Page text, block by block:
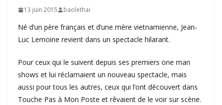
13 juin 2015 baolethai
Né d’un père français et d’une mère vietnamienne, Jean-
Luc Lemoine revient dans un spectacle hilarant.
Pour ceux qui le suivent depuis ses premiers one man
shows et lui réclamaient un nouveau spectacle, mais
aussi pour tous les autres, ceux qui l’ont découvert dans
Touche Pas à Mon Poste et rêvaient de le voir sur scène.